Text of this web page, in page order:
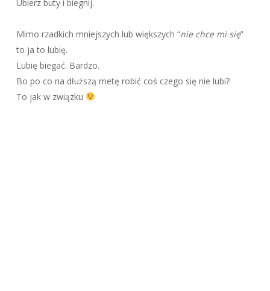
Ubierz buty i biegnij.
Mimo rzadkich mniejszych lub większych “nie chce mi się”
to ja to lubię.
Lubię biegać. Bardzo.
Bo po co na dłuższą metę robić coś czego się nie lubi?
To jak w związku